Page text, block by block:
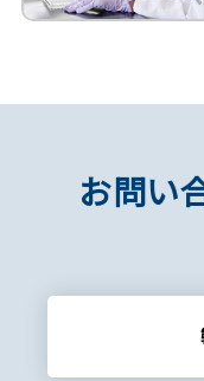
お問い